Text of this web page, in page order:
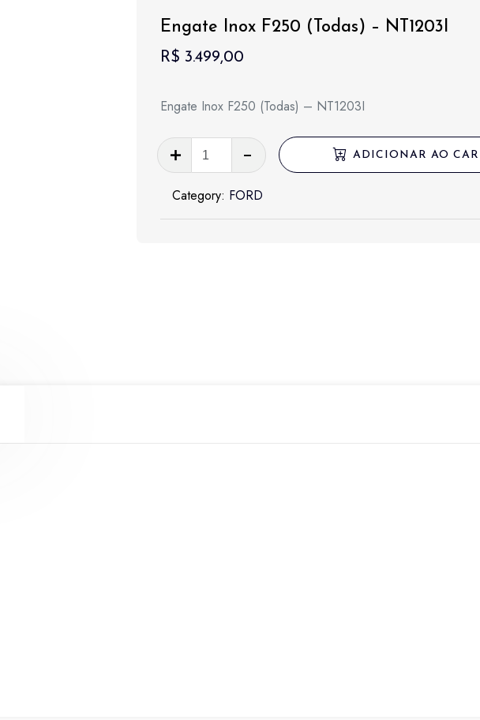
Engate Inox F250 (Todas) – NT1203I
R$ 3.499,00
Engate Inox F250 (Todas) – NT1203I
Engate
Inox
F250
ADICIONAR AO
Category: FORD